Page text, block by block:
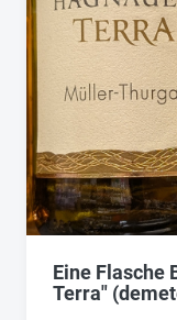
Eine Flasche
Terra"